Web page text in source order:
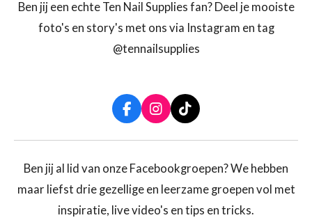
Ben jij een echte Ten Nail Supplies fan? Deel je mooiste
foto's en story's met ons via Instagram en tag
@tennailsupplies
F
a
c
b
o
k
I
n
s
a
r
a
T
i
k
o
Ben jij al lid van onze Facebookgroepen? We hebben
maar liefst drie gezellige en leerzame groepen vol met
inspiratie, live video's en tips en tricks.